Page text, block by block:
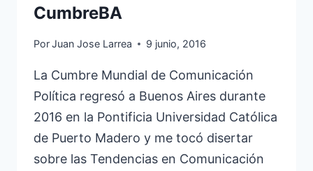
CumbreBA
PorJuan Jose Larrea 9 junio, 2016
La Cumbre Mundial de Comunicación
Política regresó a Buenos Aires durante
2016 en la Pontificia Universidad Católica
de Puerto Madero y me tocó disertar
sobre las Tendencias en Comunicación